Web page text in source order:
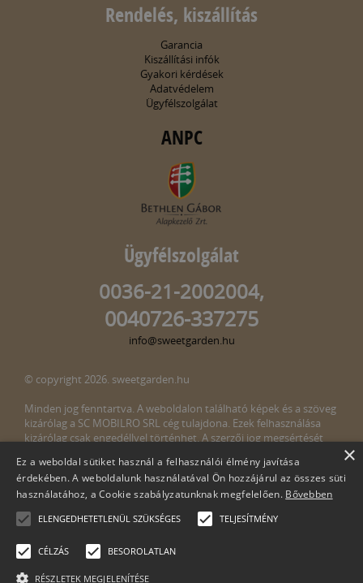
Rendelés, kiszállítás
Garancia
Kiszállítási infók
Gyakori kérdések
Adatvédelem
Ügyfélszolgálat
ANPC
Ügyfélszolgálat
0036-21-2002004,
0040726-337275
info@sweetgarden.hu
© copyright 2026. sweetgarden.hu
Minden jog fenntartva. A weboldalon található képek és a szöveg
kizárólag a SC MOBILRO SRL cég tulajdona. Ezek felhasználása
kizárólag csak engedéllyel történhet. A szerzői jog megsértését
megsértését észlelné, kérjük, jelezze ezt felénk a következő e-mail
címen:info@sweetgarden.hu
×
Ez a weboldal sütiket használ a felhasználói élmény javítása
érdekében. A weboldalunk használatával Ön hozzájárul az összes süti
használatához, a Cookie szabályzatunknak megfelelően. Bővebben
ELENGEDHETETLENÜL SZÜKSÉGES TELJESÍTMÉNY
CÉLZÁS BESOROLATLAN
RÉSZLETEK MEGJELENÍTÉSE